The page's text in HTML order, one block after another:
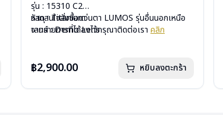
รุ่น : 15310 C2
วัสดุ : Titanium
เลนส์ : Demo Lens
อุปกรณ์ : กล่องแว่น , ผ้าเช็ดแว่น
หากสนใจสั่งชื้อแว่นตา LUMOS รุ่นอื่นนอกเหนือ
จากรายการที่ได้ลงไว้กรุณาติดต่อเรา คลิก
฿2,900.00 หยิบลงตะกร้า